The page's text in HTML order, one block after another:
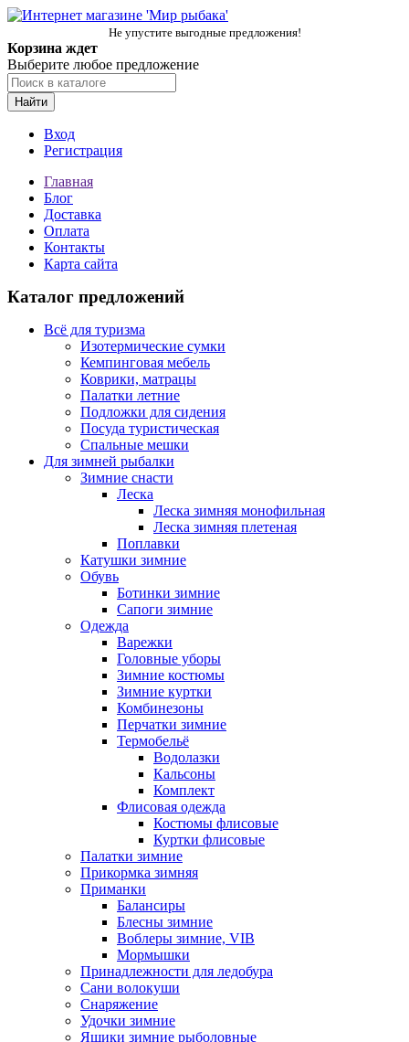
Не упустите выгодные предложения!
Корзина ждет
Выберите любое предложение
Найти
Вход
Регистрация
Главная
Блог
Доставка
Оплата
Контакты
Карта сайта
Каталог предложений
Всё для туризма
Изотермические сумки
Кемпинговая мебель
Коврики, матрацы
Палатки летние
Подложки для сидения
Посуда туристическая
Спальные мешки
Для зимней рыбалки
Зимние снасти
Леска
Леска зимняя монофильная
Леска зимняя плетеная
Поплавки
Катушки зимние
Обувь
Ботинки зимние
Сапоги зимние
Одежда
Варежки
Головные уборы
Зимние костюмы
Зимние куртки
Комбинезоны
Перчатки зимние
Термобельё
Водолазки
Кальсоны
Комплект
Флисовая одежда
Костюмы флисовые
Куртки флисовые
Палатки зимние
Прикормка зимняя
Приманки
Балансиры
Блесны зимние
Воблеры зимние, VIB
Мормышки
Принадлежности для ледобура
Сани волокуши
Снаряжение
Удочки зимние
Ящики зимние рыболовные